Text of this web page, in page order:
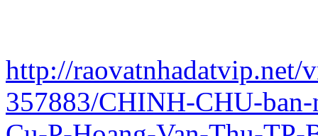
http://raovatnhadatvip.net/
357883/CHINH-CHU-